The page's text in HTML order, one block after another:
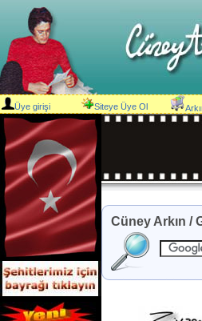
Üye girişi Siteye Üye Ol
Cüney Arkın /